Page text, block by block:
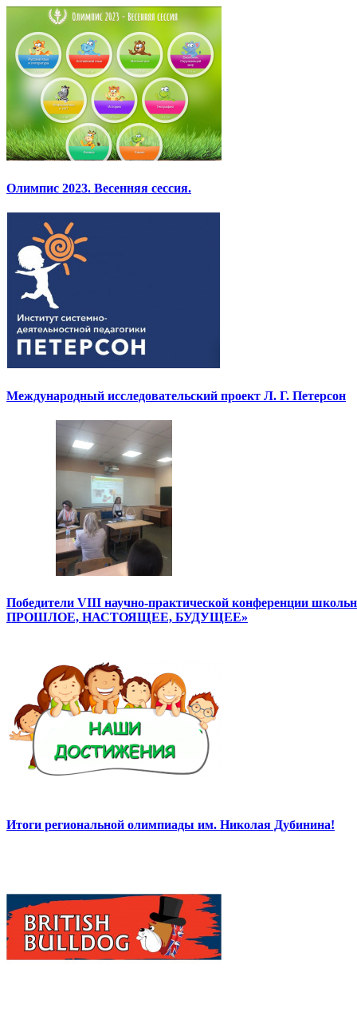
Олимпис 2023. Весенняя сессия.
Международный исследовательский проект Л. Г. Петерсон
Победители VIII научно-практической конференции
ПРОШЛОЕ, НАСТОЯЩЕЕ, БУДУЩЕЕ»
Итоги региональной олимпиады им. Николая Дубинина!